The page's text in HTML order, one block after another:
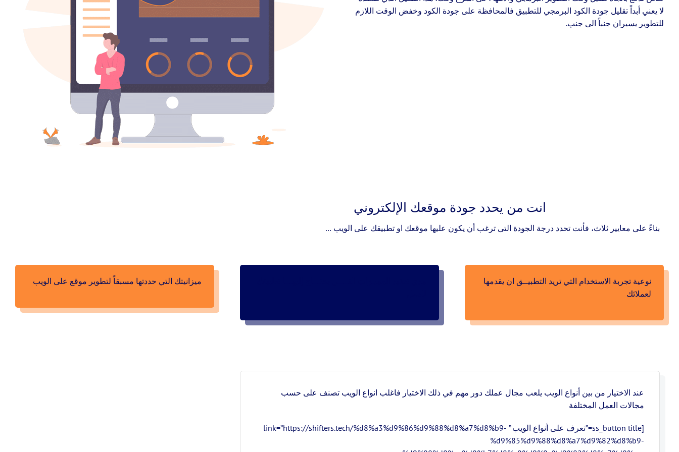
لا يعني أبداً تقليل جودة الكود البرمجي للتطبيق فالمحافظة على جودة الكود وخفض الوقت اللازم
للتطوير يسيران جنباً الى جنب.
انت من يحدد جودة موقعك الإلكتروني
بناءً على معايير ثلاث، فأنت تحدد درجة الجودة التى ترغب أن يكون عليها موقعك او تطبيقك على الويب …
نوعية تجربة الاستخدام التي تريد التطبيــق ان يقدمها
لعملائك
ميزانيتك التي حددتها مسبقاً لتطوير موقع على الويب
عند الاختيار من بين أنواع الويب يلعب مجال عملك دور مهم في ذلك الاختيار فاغلب انواع الويب تصنف على حسب
مجالات العمل المختلفة
[ss_button title=”تعرف على أنواع الويب ” link=”https://shifters.tech/%d8%a3%d9%86%d9%88%d8%a7%d8%b9-
%d9%85%d9%88%d8%a7%d9%82%d8%b9-